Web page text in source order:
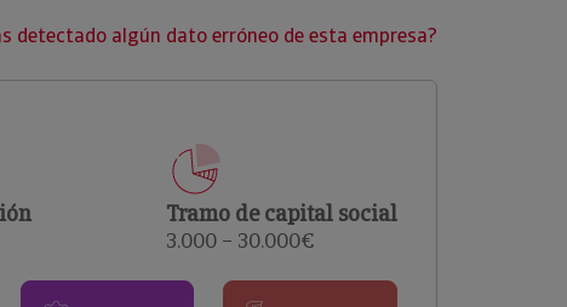
clientes.
detectado algún dato erróneo de esta empresa?
Tramo de capital social
3.000 – 30.000€